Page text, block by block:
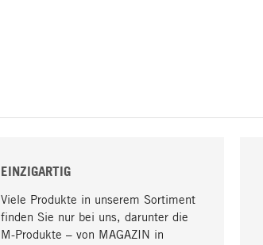
EINZIGARTIG
Viele Produkte in unserem Sortiment
finden Sie nur bei uns, darunter die
M-Produkte – von MAGAZIN in